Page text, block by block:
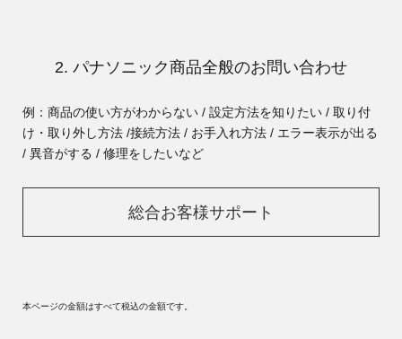
2. パナソニック商品全般のお問い合わせ
例：商品の使い方がわからない / 設定方法を知りたい / 取り付
け・取り外し方法 /接続方法 / お手入れ方法 / エラー表示が出る
/ 異音がする / 修理をしたいなど
総合お客様サポート
本ページの金額はすべて税込の金額です。